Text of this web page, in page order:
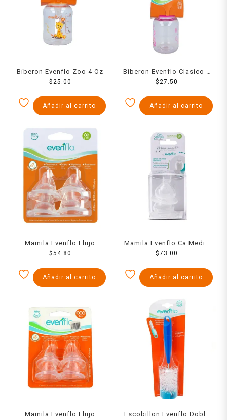
Biberon Evenflo Zoo 4 Oz
$ 25.00
Añadir al carrito
Biberon Evenflo Clasico 2
Oz
$ 27.50
Añadir al carrito
Mamila Evenflo Flujo
Medio
$54.80
Añadir al carrito
Mamila Evenflo Ca Medio
2 Pack
$73.00
Añadir al carrito
Mamila Evenflo Flujo
Escobillon Evenflo Doble